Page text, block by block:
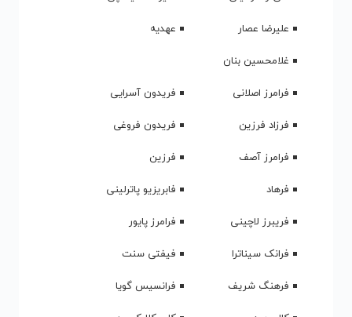
علیرضا عصار
عهدیه
غلامحسین بنان
فرامرز اصلانی
فریدون آسرایی
فرزاد فرزین
فریدون فروغی
فرامرز آصف
فرزین
فرهاد
فابریزیو پاترلینی
فریبرز لاچینی
فرامرز پایور
فرانک سیناترا
فیفتی سنت
فرهنگ شریف
فرانسیس گویا